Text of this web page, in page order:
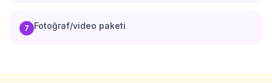
7 Fotoğraf/video paketi